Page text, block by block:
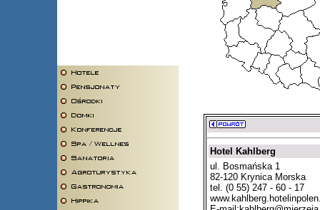
Hotel Kahlberg
ul. Bosmańska 1
82-120 Krynica Morska
tel. (0 55) 247 - 60 - 17